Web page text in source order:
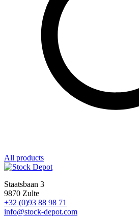
All products
Staatsbaan 3
9870 Zulte
+32 (0)93 88 98 71
info@stock-depot.com